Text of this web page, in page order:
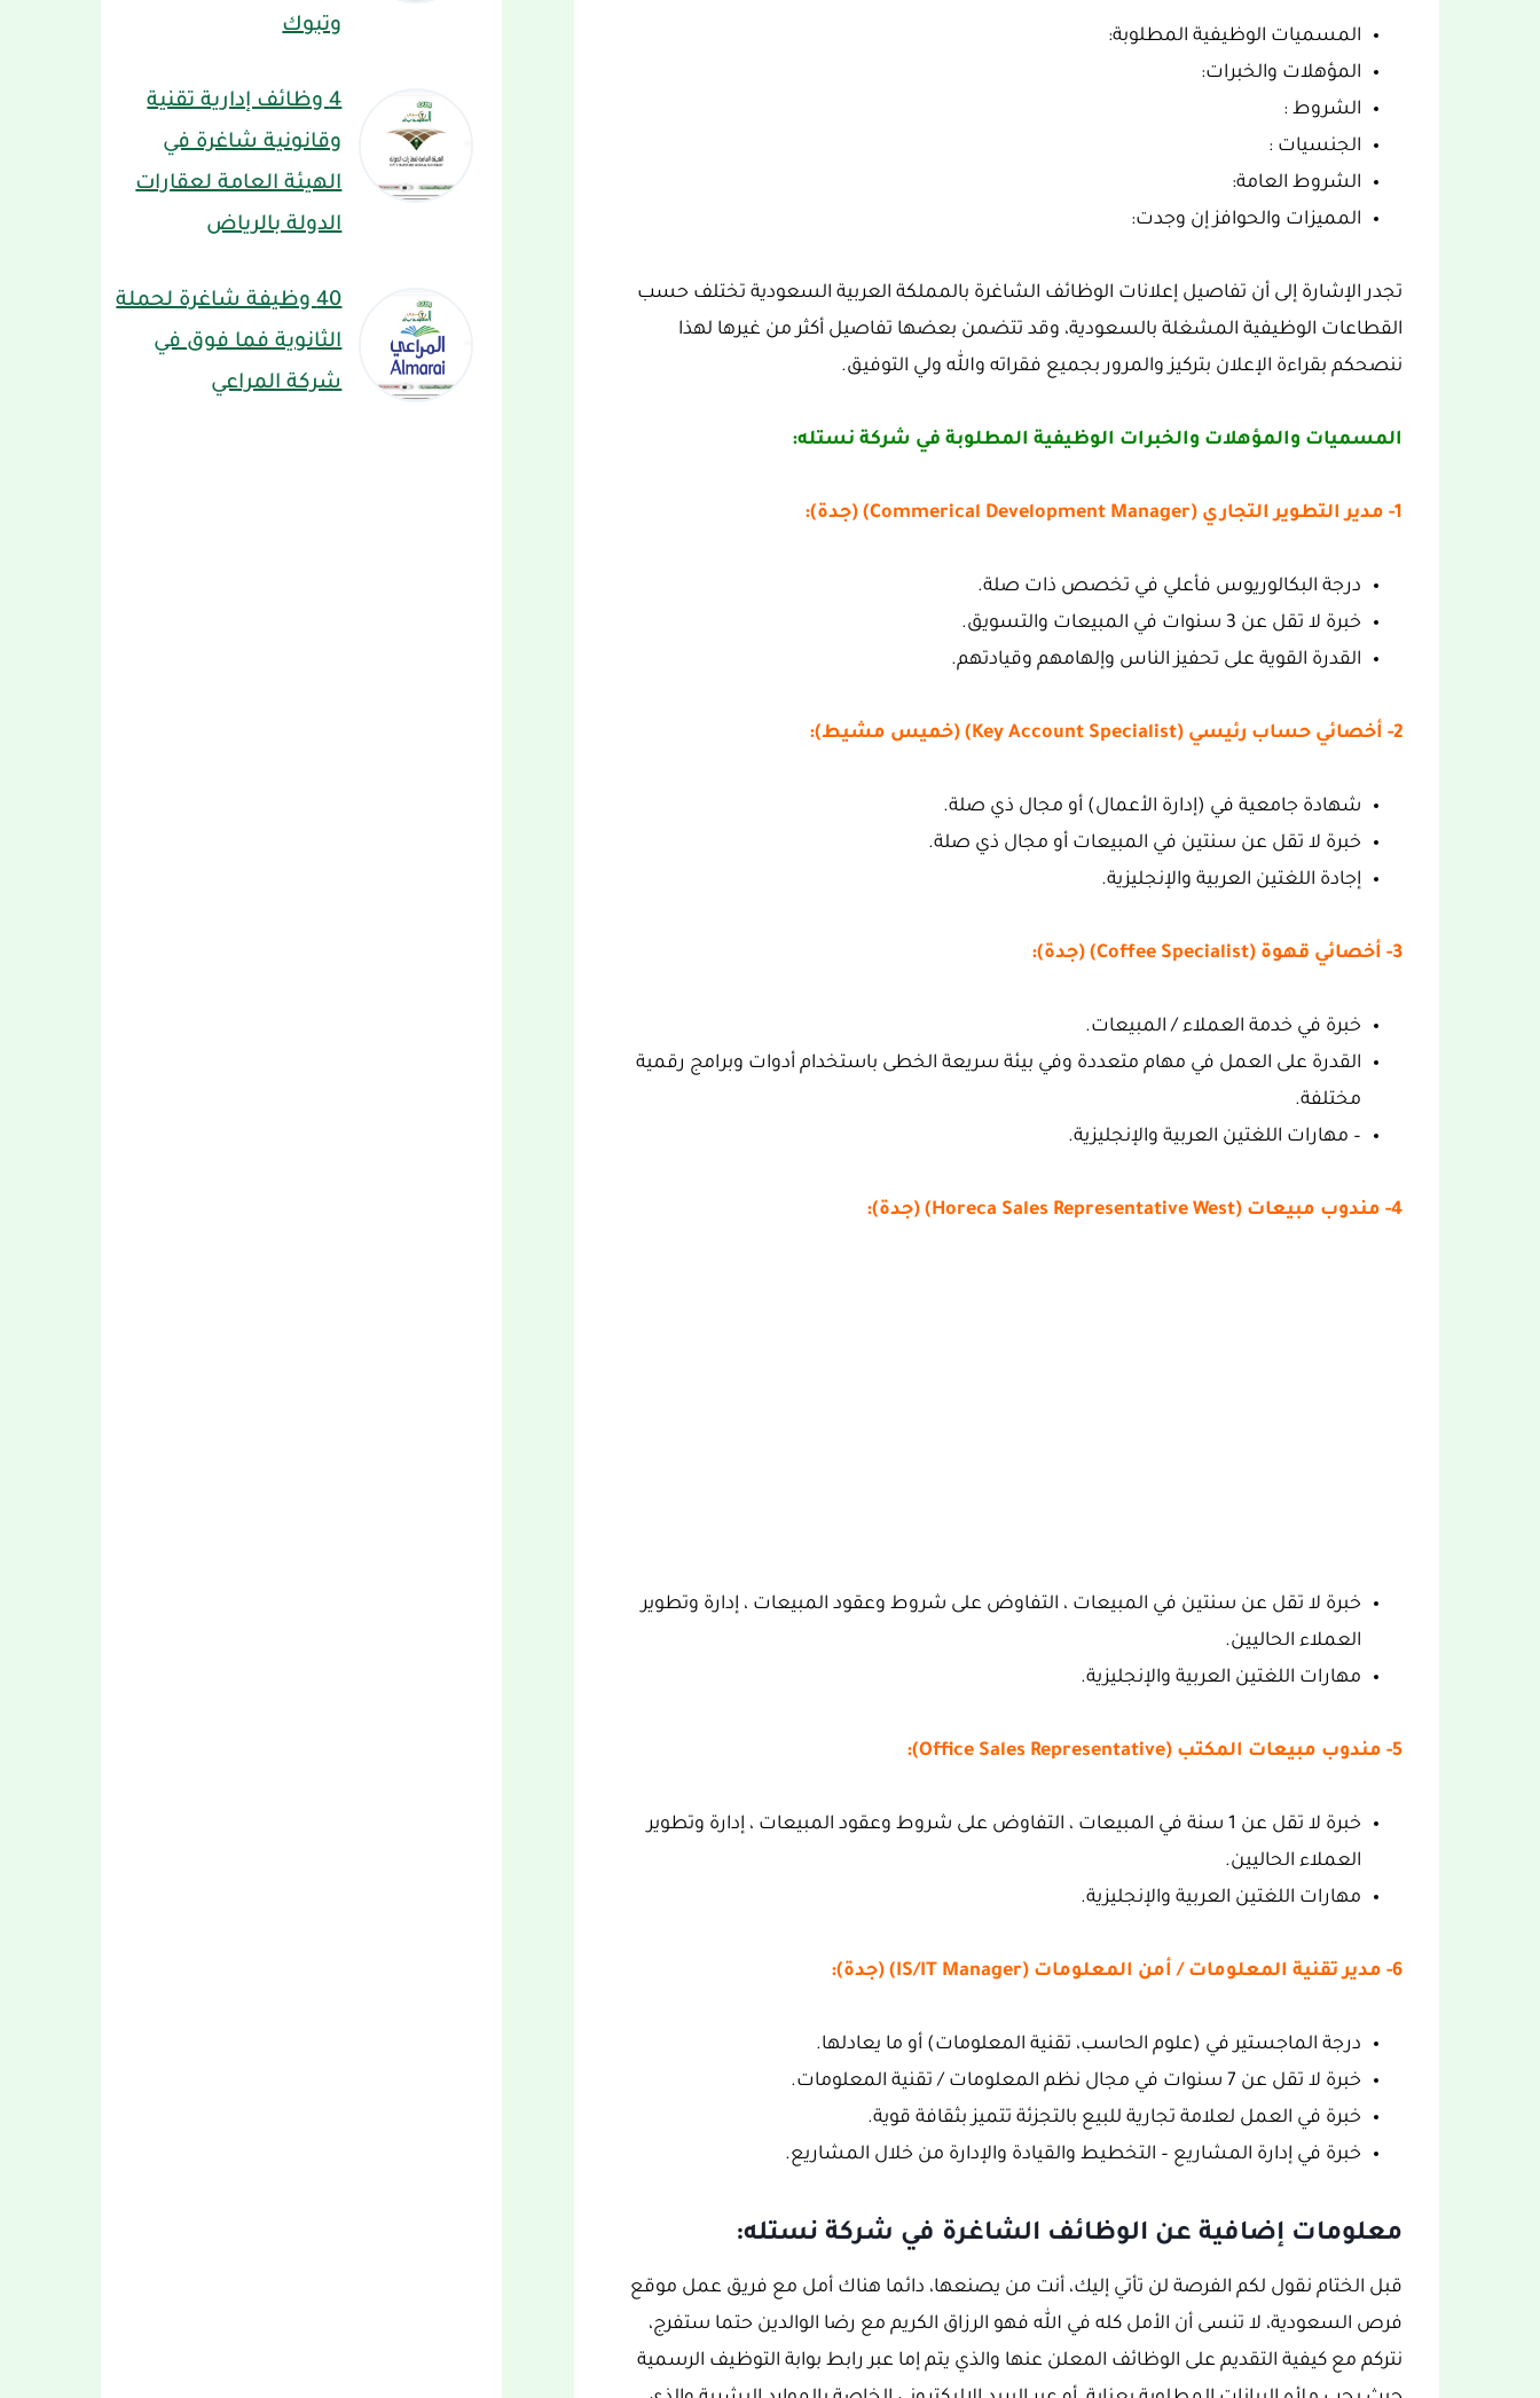
المسميات الوظيفية المطلوبة:
المؤهلات والخبرات:
الشروط :
الجنسيات :
الشروط العامة:
المميزات والحوافز إن وجدت:
تجدر الإشارة إلى أن تفاصيل إعلانات الوظائف الشاغرة بالمملكة العربية السعودية تختلف حسب
القطاعات الوظيفية المشغلة بالسعودية، وقد تتضمن بعضها تفاصيل أكثر من غيرها لهذا
ننصحكم بقراءة الإعلان بتركيز والمرور بجميع فقراته والله ولي التوفيق.
المسميات والمؤهلات والخبرات الوظيفية المطلوبة في شركة نستله:
1- مدير التطوير التجاري (Commerical Development Manager) (جدة):
درجة البكالوريوس فأعلي في تخصص ذات صلة.
خبرة لا تقل عن 3 سنوات في المبيعات والتسويق.
القدرة القوية على تحفيز الناس وإلهامهم وقيادتهم.
2- أخصائي حساب رئيسي (Key Account Specialist) (خميس مشيط):
شهادة جامعية في (إدارة الأعمال) أو مجال ذي صلة.
خبرة لا تقل عن سنتين في المبيعات أو مجال ذي صلة.
إجادة اللغتين العربية والإنجليزية.
3- أخصائي قهوة (Coffee Specialist) (جدة):
خبرة في خدمة العملاء / المبيعات.
القدرة على العمل في مهام متعددة وفي بيئة سريعة الخطى باستخدام أدوات وبرامج رقمية
مختلفة.
– مهارات اللغتين العربية والإنجليزية.
4- مندوب مبيعات (Horeca Sales Representative West) (جدة):
خبرة لا تقل عن سنتين في المبيعات ، التفاوض على شروط وعقود المبيعات ، إدارة وتطوير
العملاء الحاليين.
مهارات اللغتين العربية والإنجليزية.
5- مندوب مبيعات المكتب (Office Sales Representative):
خبرة لا تقل عن 1 سنة في المبيعات ، التفاوض على شروط وعقود المبيعات ، إدارة وتطوير
العملاء الحاليين.
مهارات اللغتين العربية والإنجليزية.
6- مدير تقنية المعلومات / أمن المعلومات (IS/IT Manager) (جدة):
درجة الماجستير في (علوم الحاسب، تقنية المعلومات) أو ما يعادلها.
خبرة لا تقل عن 7 سنوات في مجال نظم المعلومات / تقنية المعلومات.
خبرة في العمل لعلامة تجارية للبيع بالتجزئة تتميز بثقافة قوية.
خبرة في إدارة المشاريع – التخطيط والقيادة والإدارة من خلال المشاريع.
معلومات إضافية عن الوظائف الشاغرة في شركة نستله:
قبل الختام نقول لكم الفرصة لن تأتي إليك، أنت من يصنعها، دائما هناك أمل مع فريق عمل موقع
فرص السعودية، لا تنسى أن الأمل كله في الله فهو الرزاق الكريم مع رضا الوالدين حتما ستفرج،
نتركم مع كيفية التقديم على الوظائف المعلن عنها والذي يتم إما عبر رابط بوابة التوظيف الرسمية
وتبوك
4 وظائف إدارية تقنية
وقانونية شاغرة في
الهيئة العامة لعقارات
الدولة بالرياض
40 وظيفة شاغرة لحملة
الثانوية فما فوق في
شركة المراعي